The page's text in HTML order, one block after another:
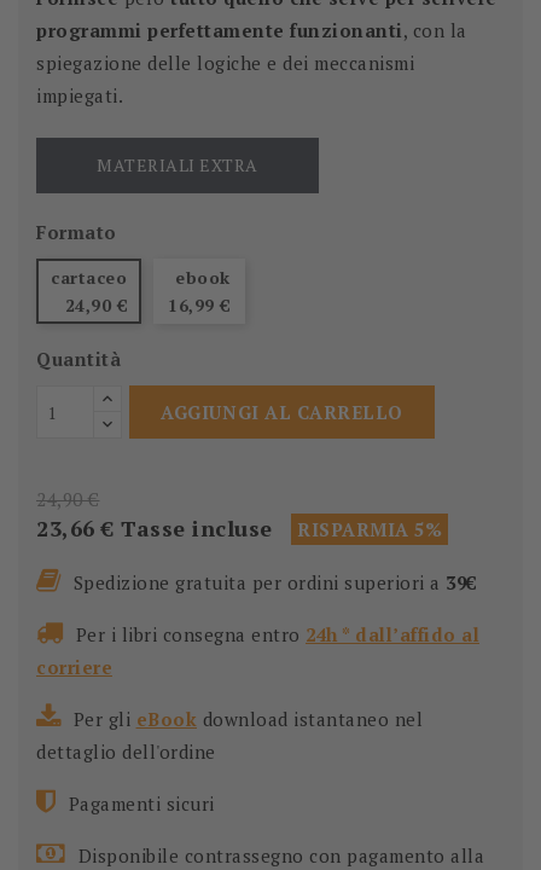
programmi perfettamente funzionanti, con la
spiegazione delle logiche e dei meccanismi
impiegati.
MATERIALI EXTRA
Formato
cartaceo
24,90 €
ebook
16,99 €
Quantità
AGGIUNGI AL CARRELLO
24,90 €
23,66 € Tasse incluse RISPARMIA 5%
Spedizione gratuita per ordini superiori a 39€
Per i libri consegna entro 24h * dall’affido al
corriere
Per gli eBook download istantaneo nel
dettaglio dell'ordine
Pagamenti sicuri
Disponibile contrassegno con pagamento alla